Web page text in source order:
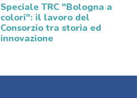
Speciale TRC "Bologna a
colori": il lavoro del
Consorzio tra storia ed
innovazione